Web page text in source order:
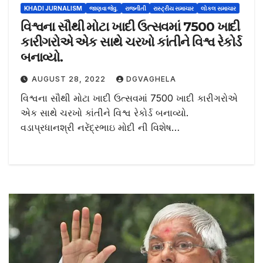
KHADI JURNALISM જાણવા જેવુ. રાજનીતી રાસ્ટ્રીય સમાચાર લોકલ સમાચાર
વિશ્વના સૌથી મોટા ખાદી ઉત્સવમાં 7500 ખાદી
કારીગરોએ એક સાથે ચરખો કાંતીને વિશ્વ રેકોર્ડ
બનાવ્યો.
AUGUST 28, 2022 DGVAGHELA
વિશ્વના સૌથી મોટા ખાદી ઉત્સવમાં 7500 ખાદી કારીગરોએ
એક સાથે ચરખો કાંતીને વિશ્વ રેકોર્ડ બનાવ્યો.
વડાપ્રધાનશ્રી નરેંદ્રભાઇ મોદી ની વિશેષ…